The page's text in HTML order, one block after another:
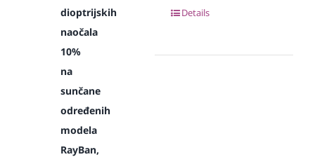
dioptrijskih
naočala
10%
na
sunčane
određenih
modela
RayBan,
Details